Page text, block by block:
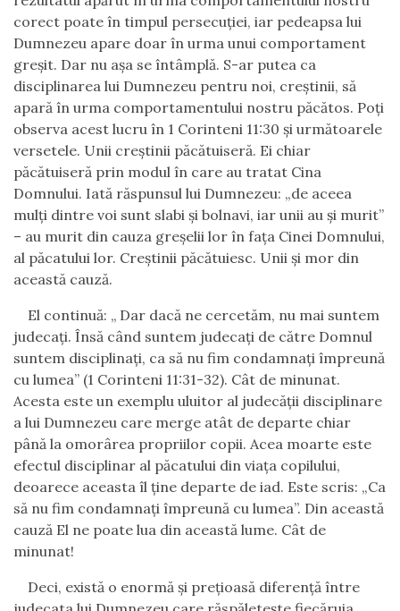
corect poate în timpul persecuției, iar pedeapsa lui
Dumnezeu apare doar în urma unui comportament
greșit. Dar nu așa se întâmplă. S-ar putea ca
disciplinarea lui Dumnezeu pentru noi, creștinii, să
apară în urma comportamentului nostru păcătos. Poți
observa acest lucru în 1 Corinteni 11:30 și următoarele
versetele. Unii creștinii păcătuiseră. Ei chiar
păcătuiseră prin modul în care au tratat Cina
Domnului. Iată răspunsul lui Dumnezeu: „de aceea
mulți dintre voi sunt slabi și bolnavi, iar unii au și murit”
– au murit din cauza greșelii lor în fața Cinei Domnului,
al păcatului lor. Creștinii păcătuiesc. Unii și mor din
această cauză.
El continuă: „ Dar dacă ne cercetăm, nu mai suntem
judecaţi. Însă când suntem judecaţi de către Domnul
suntem disciplinaţi, ca să nu fim condamnaţi împreună
cu lumea” (1 Corinteni 11:31-32). Cât de minunat.
Acesta este un exemplu uluitor al judecății disciplinare
a lui Dumnezeu care merge atât de departe chiar
până la omorârea propriilor copii. Acea moarte este
efectul disciplinar al păcatului din viața copilului,
deoarece aceasta îl ține departe de iad. Este scris: „Ca
să nu fim condamnaţi împreună cu lumea”. Din această
cauză El ne poate lua din această lume. Cât de
minunat!
Deci, există o enormă și prețioasă diferență între